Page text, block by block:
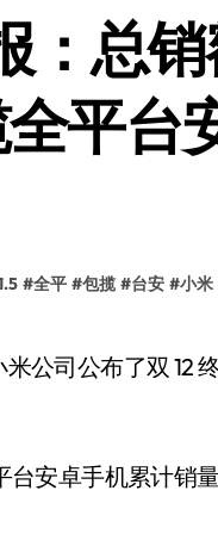
务器环境
：总销
平台
#全平 #包揽 #台安 #小米
安卓手机累计销量